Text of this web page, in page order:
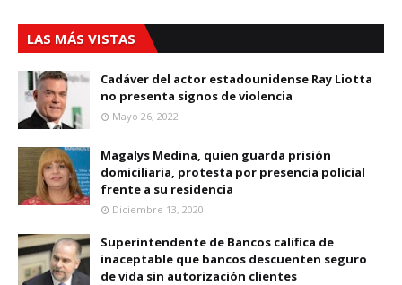
LAS MÁS VISTAS
Cadáver del actor estadounidense Ray Liotta
no presenta signos de violencia
Mayo 26, 2022
Magalys Medina, quien guarda prisión
domiciliaria, protesta por presencia policial
frente a su residencia
Diciembre 13, 2020
Superintendente de Bancos califica de
inaceptable que bancos descuenten seguro
de vida sin autorización clientes